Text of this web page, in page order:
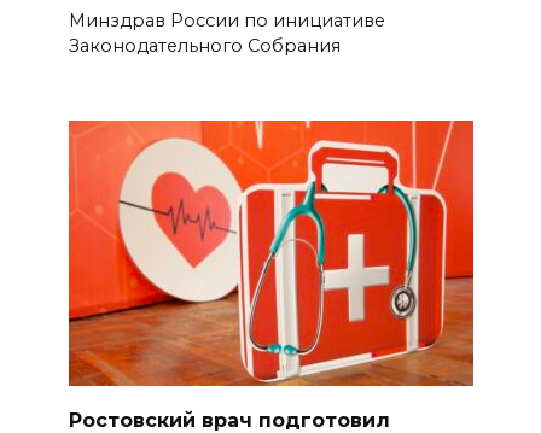
Минздрав России по инициативе
Законодательного Собрания
Ростовский врач подготовил